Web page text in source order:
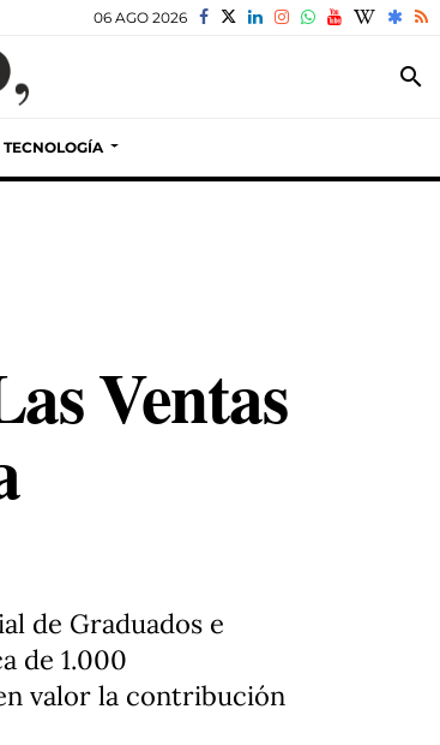
06 AGO 2026
search
TECNOLOGÍA
Ventas
de Graduados e
de 1.000
valor la contribución